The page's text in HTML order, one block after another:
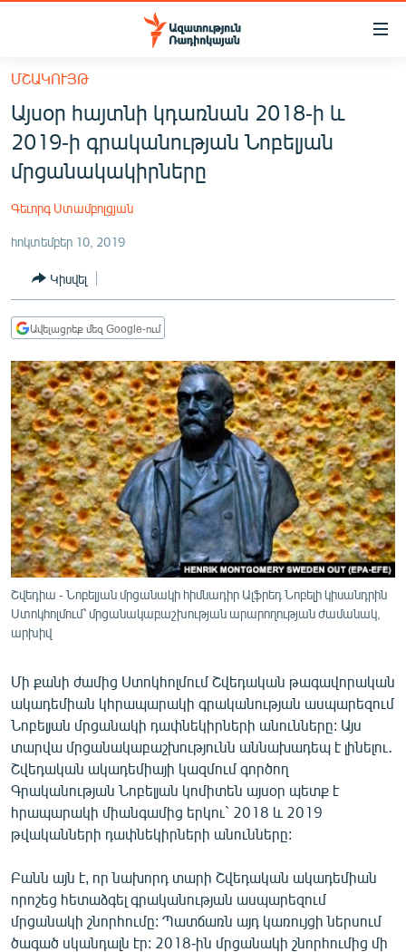
Մատչելիության
հիմնական
բովանդակությանը
Անցնել
հիմնական
մենյուին
ՀԱՅԱՍՏԱՆ
ՔԱՂԱՔԱԿԱՆ
ՏՆՏԵՍՈՒԹՅՈՒՆ
ՂԱՐԱԲԱՂ
ՏԱՐԱԾԱՇՐՋԱՆ
ՄԻՋԱԶԳԱՅԻՆ
ՄՇԱԿՈՒՅԹ
ՍՊՈՐՏ
ՄԵԿՆԱԲԱՆՈՒԹՅՈՒՆ
ՏՏ ԵՒ ԻՆՏԵՐՆԵՏ
ԱՐԽԻՎ
ԲԱՆԱՎԵՃ
ՁԳՏԵԼՈՎ ԼԱՎԱԳՈՒՅՆԻՆ
ՓՈԴՔԱՍԹ
Հայերեն
English
ՀԵՏԵՎԵՔ ՄԵԶ
ՄՇԱԿՈՒՅԹ
Այսօր հայտնի կդառնան 2018-ի և
2019-ի գրականության Նոբելյան
մրցանակակիրները
Գեւորգ Ստամբոլցյան
հոկտեմբեր 10, 2019
Կիսվել
Ավելացրեք մեզ Google-ում
Շվեդիա - Նոբելյան մրցանակի հիմնադիր Ալֆրեդ Նոբելի կիսանդրին
Ստոկհոլմում՝ մրցանակաբաշխության արարողության ժամանակ,
արխիվ
Մի քանի ժամից Ստոկհոլմում Շվեդական թագավորական
ակադեմիան կհրապարակի գրականության ասպարեզում
Նոբելյան մրցանակի դափնեկիրների անունները: Այս
տարվա մրցանակաբաշխությունն աննախադեպ է լինելու․
Շվեդական ակադեմիայի կազմում գործող
Գրականության Նոբելյան կոմիտեն այսօր պետք է
հրապարակի միանգամից երկու` 2018 և 2019
թվականների դափնեկիրների անունները:
Բանն այն է, որ նախորդ տարի Շվեդական ակադեմիան
որոշեց հետաձգել գրականության ասպարեզում
մրցանակի շնորհումը: Պատճառն այդ կառույցի ներսում
ծագած սկանդալն էր: 2018-ին մրցանակի շնորհումից մի